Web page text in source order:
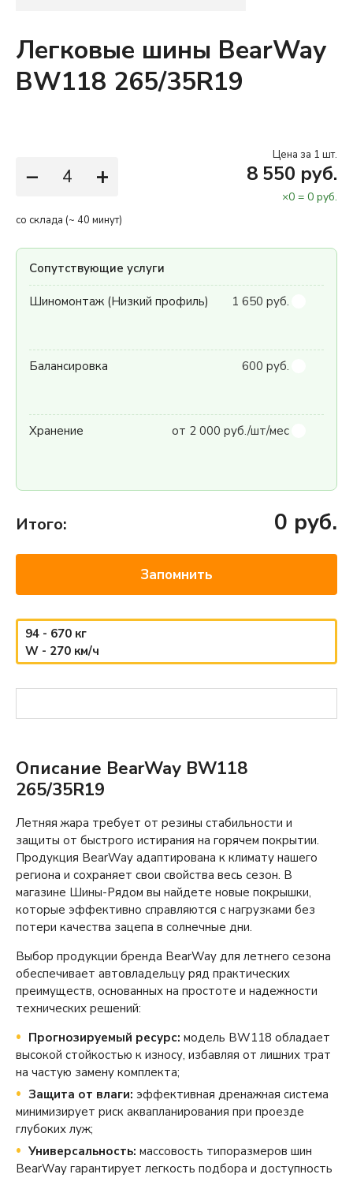
Легковые шины BearWay
BW118 265/35R19
− +
Цена за 1 шт.
8 550 руб.
×0 = 0 руб.
со склада (~ 40 минут)
Сопутствующие услуги
Шиномонтаж (Низкий профиль) 1 650 руб.
Балансировка 600 руб.
Хранение от 2 000 руб./шт/мес
Итого: 0 руб.
Запомнить
94 - 670 кг
W - 270 км/ч
Описание BearWay BW118
265/35R19
Летняя жара требует от резины стабильности и
защиты от быстрого истирания на горячем покрытии.
Продукция BearWay адаптирована к климату нашего
региона и сохраняет свои свойства весь сезон. В
магазине Шины-Рядом вы найдете новые покрышки,
которые эффективно справляются с нагрузками без
потери качества зацепа в солнечные дни.
Выбор продукции бренда BearWay для летнего сезона
обеспечивает автовладельцу ряд практических
преимуществ, основанных на простоте и надежности
технических решений:
Прогнозируемый ресурс: модель BW118 обладает
высокой стойкостью к износу, избавляя от лишних трат
на частую замену комплекта;
Защита от влаги: эффективная дренажная система
минимизирует риск аквапланирования при проезде
глубоких луж;
Универсальность: массовость типоразмеров шин
BearWay гарантирует легкость подбора и доступность